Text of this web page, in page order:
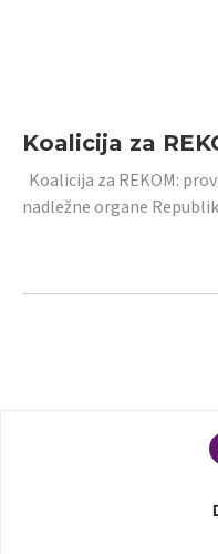
Koalicija za
Koalicija za REKOM:
nadležne organe